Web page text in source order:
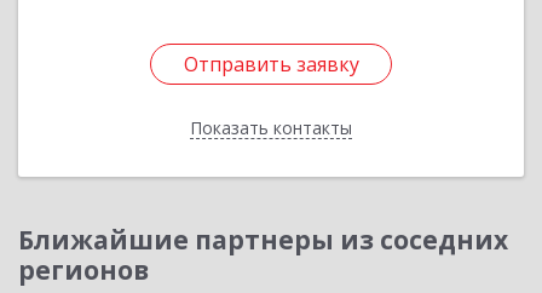
Отправить заявку
Показать контакты
Отправить заявку
Назад
Ближайшие партнеры из соседних
регионов